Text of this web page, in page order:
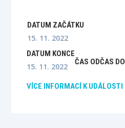
DATUM ZAČÁTKU
15. 11. 2022
DATUM KONCE
15. 11. 2022 ČAS ODČAS DO
VÍCE INFORMACÍ K UDÁLOSTI